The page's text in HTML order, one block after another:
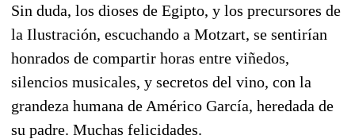
Sin duda, los dioses de Egipto, y los precursores de
la Ilustración, escuchando a Motzart, se sentirían
honrados de compartir horas entre viñedos,
silencios musicales, y secretos del vino, con la
grandeza humana de Américo García, heredada de
su padre. Muchas felicidades.